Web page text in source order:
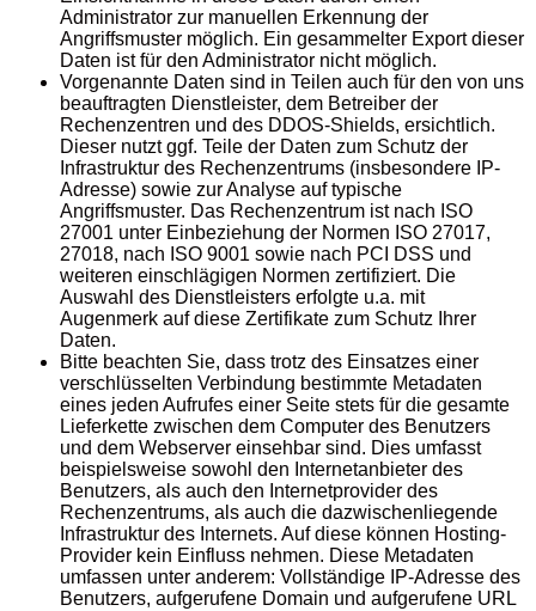
Administrator zur manuellen Erkennung der
Angriffsmuster möglich. Ein gesammelter Export dieser
Daten ist für den Administrator nicht möglich.
Vorgenannte Daten sind in Teilen auch für den von uns
beauftragten Dienstleister, dem Betreiber der
Rechenzentren und des DDOS-Shields, ersichtlich.
Dieser nutzt ggf. Teile der Daten zum Schutz der
Infrastruktur des Rechenzentrums (insbesondere IP-
Adresse) sowie zur Analyse auf typische
Angriffsmuster. Das Rechenzentrum ist nach ISO
27001 unter Einbeziehung der Normen ISO 27017,
27018, nach ISO 9001 sowie nach PCI DSS und
weiteren einschlägigen Normen zertifiziert. Die
Auswahl des Dienstleisters erfolgte u.a. mit
Augenmerk auf diese Zertifikate zum Schutz Ihrer
Daten.
Bitte beachten Sie, dass trotz des Einsatzes einer
verschlüsselten Verbindung bestimmte Metadaten
eines jeden Aufrufes einer Seite stets für die gesamte
Lieferkette zwischen dem Computer des Benutzers
und dem Webserver einsehbar sind. Dies umfasst
beispielsweise sowohl den Internetanbieter des
Benutzers, als auch den Internetprovider des
Rechenzentrums, als auch die dazwischenliegende
Infrastruktur des Internets. Auf diese können Hosting-
Provider kein Einfluss nehmen. Diese Metadaten
umfassen unter anderem: Vollständige IP-Adresse des
Benutzers, aufgerufene Domain und aufgerufene URL